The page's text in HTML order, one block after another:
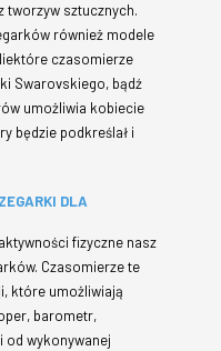
tworzyw sztucznych.
również modele
czasomierze
Swarovskiego, bądź
umożliwia kobiecie
będzie podkreślał i
DLA
fizyczne nasz
Czasomierze te
które umożliwiają
barometr,
od wykonywanej